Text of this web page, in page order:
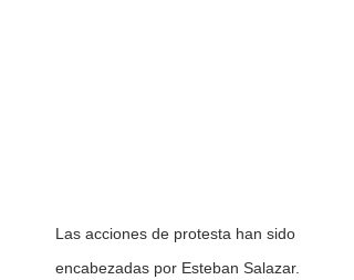
Las acciones de protesta han sido
encabezadas por Esteban Salazar.